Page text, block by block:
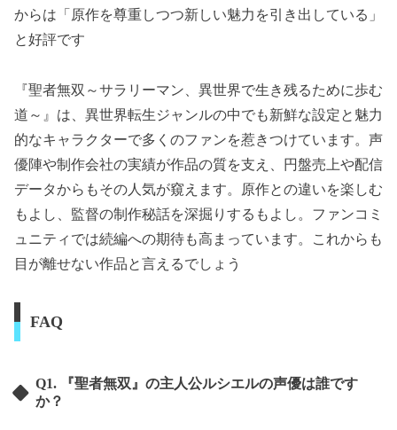
からは「原作を尊重しつつ新しい魅力を引き出している」
と好評です
『聖者無双～サラリーマン、異世界で生き残るために歩む
道～』は、異世界転生ジャンルの中でも新鮮な設定と魅力
的なキャラクターで多くのファンを惹きつけています。声
優陣や制作会社の実績が作品の質を支え、円盤売上や配信
データからもその人気が窺えます。原作との違いを楽しむ
もよし、監督の制作秘話を深掘りするもよし。ファンコミ
ュニティでは続編への期待も高まっています。これからも
目が離せない作品と言えるでしょう
FAQ
Q1. 『聖者無双』の主人公ルシエルの声優は誰です
か？